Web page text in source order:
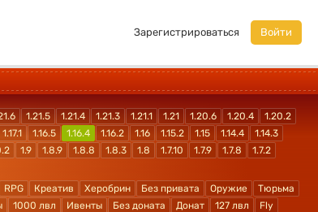
Зарегистрироваться Войти
1.21.5 1.21.4 1.21.3 1.21.1 1.21 1.20.6 1.20.4
1.20.2
1.17.1 1.16.5 1.16.4 1.16.2 1.16 1.15.2 1.15 1.14.4
1.14.3
1.9 1.8.9 1.8.8 1.8.3 1.8 1.7.10 1.7.9 1.7.8
1.7.2
RPG Креатив Херобрин Без привата Оружие
Тюрьма
1000 лвл Ивенты Без доната Донат 127 лвл
Fly